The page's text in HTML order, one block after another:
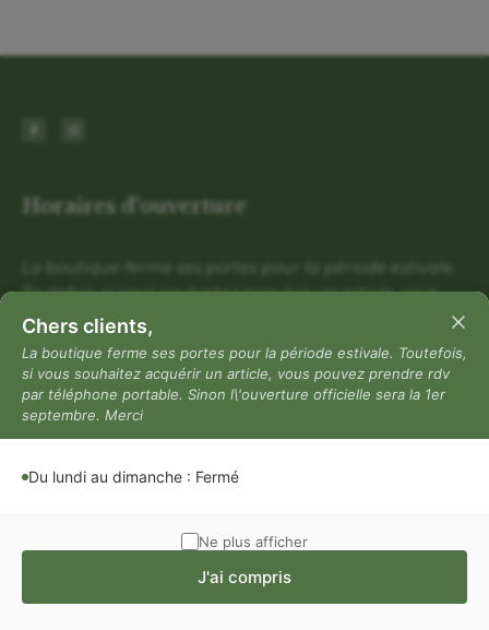
Horaires d'ouverture
La boutique ferme ses portes pour la période estivale.
Toutefois, si vous souhaitez acquérir un article, vous
pouvez prendre rdv par téléphone portable. Sinon
l\'ouverture officielle sera la 1er septembre. Merci
Du lundi au dimanche : Fermé
Mentions légales
Politique de confidentialité
Chers clients,
La boutique ferme ses portes pour la période estivale. Toutefois,
si vous souhaitez acquérir un article, vous pouvez prendre rdv
par téléphone portable. Sinon l\'ouverture officielle sera la 1er
septembre. Merci
Du lundi au dimanche : Fermé
Ne plus afficher
J'ai compris